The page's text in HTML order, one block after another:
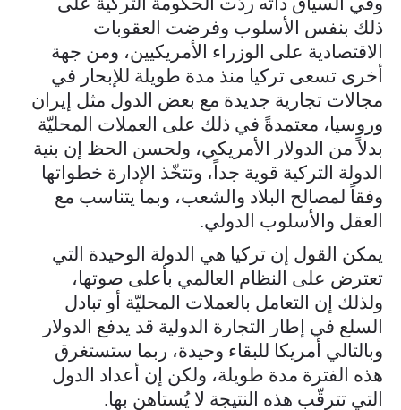
ذلك بنفس الأسلوب وفرضت العقوبات
الاقتصادية على الوزراء الأمريكيين، ومن جهة
أخرى تسعى تركيا منذ مدة طويلة للإبحار في
مجالات تجارية جديدة مع بعض الدول مثل إيران
وروسيا، معتمدةً في ذلك على العملات المحليّة
بدلاً من الدولار الأمريكي، ولحسن الحظ إن بنية
الدولة التركية قوية جداً، وتتخّذ الإدارة خطواتها
وفقاً لمصالح البلاد والشعب، وبما يتناسب مع
العقل والأسلوب الدولي.
يمكن القول إن تركيا هي الدولة الوحيدة التي
تعترض على النظام العالمي بأعلى صوتها،
ولذلك إن التعامل بالعملات المحليّة أو تبادل
السلع في إطار التجارة الدولية قد يدفع الدولار
وبالتالي أمريكا للبقاء وحيدة، ربما ستستغرق
هذه الفترة مدة طويلة، ولكن إن أعداد الدول
التي تترقّب هذه النتيجة لا يُستاهن بها.